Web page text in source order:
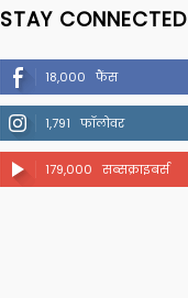
STAY CONNECTED
18,000 फैंस
1,791 फॉलोवर
179,000 सब्सक्राइबर्स